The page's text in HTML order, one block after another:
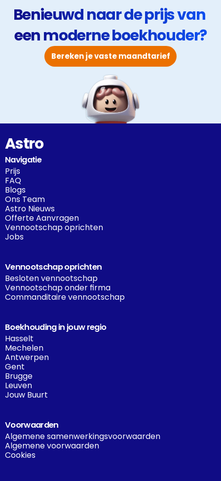
Benieuwd naar de prijs van
een moderne boekhouder?
Bereken je vaste maandtarief
Astro
Navigatie
Prijs
FAQ
Blogs
Ons Team
Astro Nieuws
Offerte Aanvragen
Vennootschap oprichten
Jobs
Vennootschap oprichten
Besloten vennootschap
Vennootschap onder firma
Commanditaire vennootschap
Boekhouding in jouw regio
Hasselt
Mechelen
Antwerpen
Gent
Brugge
Leuven
Jouw Buurt
Voorwaarden
Algemene samenwerkingsvoorwaarden
Algemene voorwaarden
Cookies